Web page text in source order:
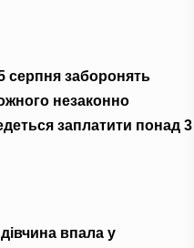
серпня заборонять
незаконно
заплатити понад 3
впала у